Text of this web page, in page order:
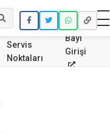
Ara
Servis
Noktaları
Bayi
Girişi